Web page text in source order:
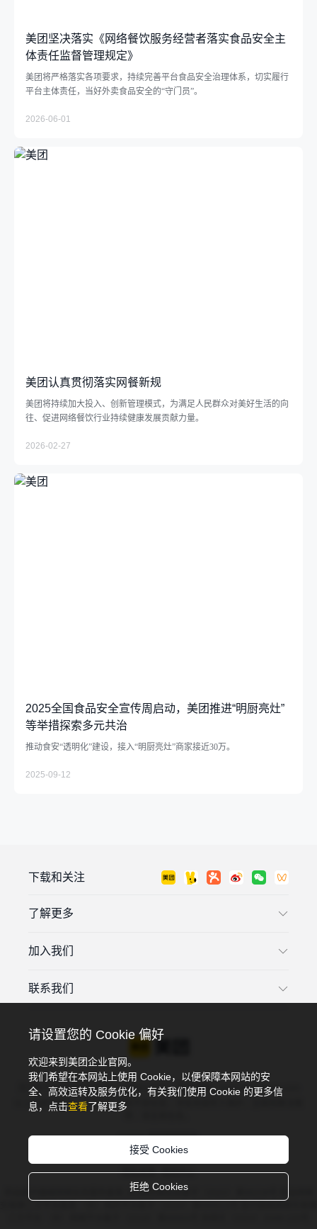
美团坚决落实《网络餐饮服务经营者落实食品安全主
体责任监督管理规定》
美团将严格落实各项要求，持续完善平台食品安全治理体系，切实履行
平台主体责任，当好外卖食品安全的“守门员”。
2026-06-01
美团认真贯彻落实网餐新规
美团将持续加大投入、创新管理模式，为满足人民群众对美好生活的向
往、促进网络餐饮行业持续健康发展贡献力量。
2026-02-27
2025全国食品安全宣传周启动，美团推进“明厨亮灶”
等举措探索多元共治
推动食安“透明化”建设，接入“明厨亮灶”商家接近30万。
2025-09-12
请设置您的 Cookie 偏好
欢迎来到美团企业官网。
我们希望在本网站上使用 Cookie，以便保障本网站的安
全、高效运转及服务优化，有关我们使用 Cookie 的更多信
息，点击查看了解更多
接受 Cookies
拒绝 Cookies
了解更多
加入我们
联系我们
下载和关注
违法和不良信息投诉电话：4006018900，投诉邮箱：tousu@meituan.com
以上渠道可投诉：互联网违法和不良信息，涉及未成年人保护、互联网算法推
©2026 美团版权所有
京公网安备 11000002002052号
隐私政策 规则中心
药品医疗器械网络信息服务备案 (京)网药械信息备字（2022）第00228号 药品网络